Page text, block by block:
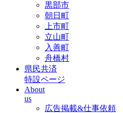
黒部市
朝日町
上市町
立山町
入善町
舟橋村
県民共済
特設ページ
About
us
広告掲載&仕事依頼